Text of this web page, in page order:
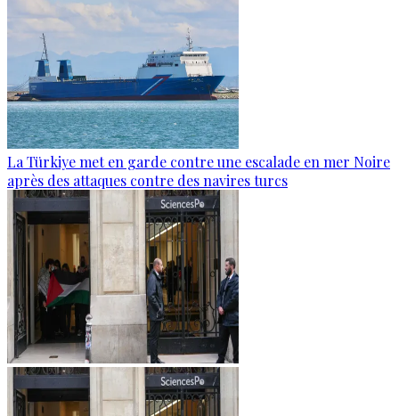
La Türkiye met en garde contre une escalade en mer Noire
après des attaques contre des navires turcs